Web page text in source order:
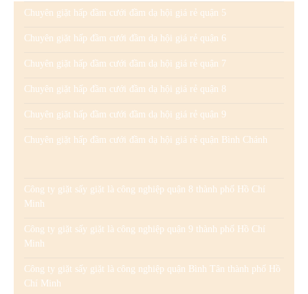
Chuyên giặt hấp đầm cưới đầm dạ hội giá rẻ quận 5
Chuyên giặt hấp đầm cưới đầm dạ hội giá rẻ quận 6
Chuyên giặt hấp đầm cưới đầm dạ hội giá rẻ quận 7
Chuyên giặt hấp đầm cưới đầm dạ hội giá rẻ quận 8
Chuyên giặt hấp đầm cưới đầm dạ hội giá rẻ quận 9
Chuyên giặt hấp đầm cưới đầm dạ hội giá rẻ quận Bình Chánh
Công ty giặt sấy giặt là công nghiệp quận 8 thành phố Hồ Chí
Minh
Công ty giặt sấy giặt là công nghiệp quận 9 thành phố Hồ Chí
Minh
Công ty giặt sấy giặt là công nghiệp quận Bình Tân thành phố Hồ
Chí Minh